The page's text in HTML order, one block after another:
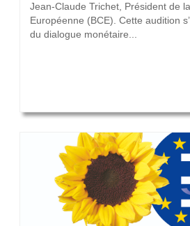
Jean-Claude Trichet, Président de
Européenne (BCE). Cette audition
du dialogue monétaire...